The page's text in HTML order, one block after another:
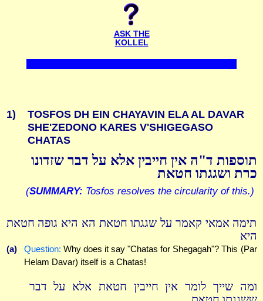
ASK THE
KOLLEL
1)
TOSFOS DH EIN CHAYAVIN ELA AL DAVAR
SHE'ZEDONO KARES V'SHIGEGASO
CHATAS
תוספות ד"ה אין חייבין אלא על דבר שזדונו
כרת ושגגתו חטאת
(SUMMARY: Tosfos resolves the circularity of this.)
תימה אמאי קאמר על שגגתו חטאת הא היא גופה חטאת
היא
(a) Question: Why does it say "Chatas for Shegagah"? This (Par
Helam Davar) itself is a Chatas!
ומה שייך לומר אין חייבין חטאת אלא על דבר